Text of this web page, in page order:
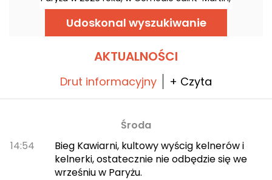
a następnie w La Grande Comédie, z intrygą
ślubu, która wymyka się spod kontroli.
Udoskonal wyszukiwanie
AKTUALNOŚCI
Drut informacyjny + Czyta
Środa
14:54
Bieg Kawiarni, kultowy wyścig kelnerów i
kelnerki, ostatecznie nie odbędzie się we
wrześniu w Paryżu.